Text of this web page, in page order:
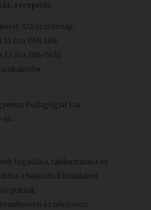
recepciós
172 óra/hónap,
12 óra 06h-18h,
12 óra 18h-06h)
Pedagógiai Kar
14.
fogadása, tájékoztatása és
a bejáratnál kialakított
pultnál,
és telefonon,